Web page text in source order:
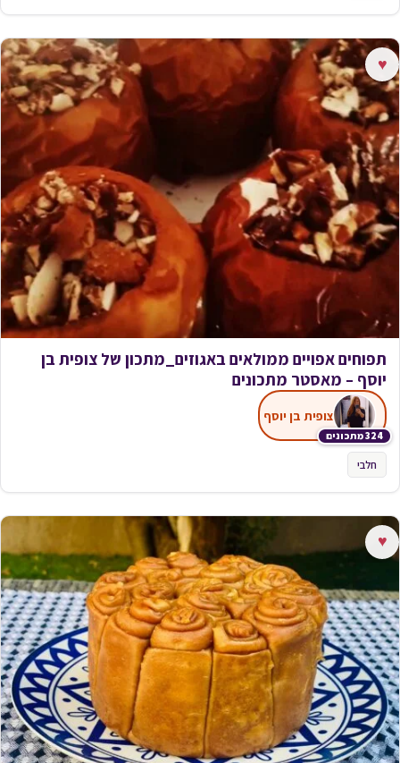
♥
תפוחים אפויים ממולאים באגוזים_מתכון של צופית בן
יוסף – מאסטר מתכונים
324 מתכונים
צופית בן יוסף
חלבי
♥